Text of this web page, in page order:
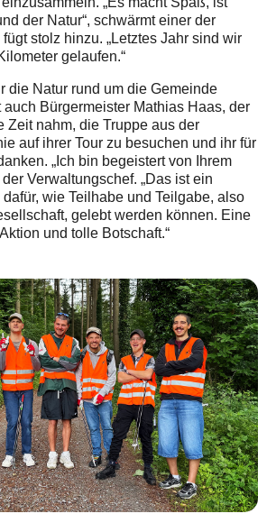
der Natur“, schwärmt einer der
stolz hinzu. „Letztes Jahr sind wir
gelaufen.“
die Natur rund um die Gemeinde
Bürgermeister Mathias Haas, der
Zeit nahm, die Truppe aus der
auf ihrer Tour zu besuchen und ihr für
„Ich bin begeistert von Ihrem
Verwaltungschef. „Das ist ein
wie Teilhabe und Teilgabe, also
gelebt werden können. Eine
und tolle Botschaft.“